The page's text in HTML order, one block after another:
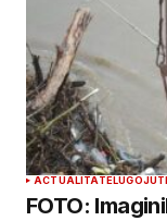
ACTUALITATELUGOJ
FOTO: